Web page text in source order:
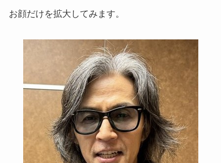
お顔だけを拡大してみます。